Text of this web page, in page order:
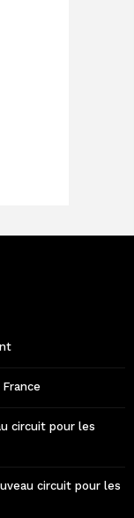
circuit pour les
circuit pour les